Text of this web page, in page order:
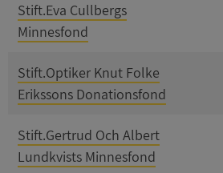
Stift.Eva Cullbergs
Minnesfond
Stift.Optiker Knut Folke
Erikssons Donationsfond
Stift.Gertrud Och Albert
Lundkvists Minnesfond